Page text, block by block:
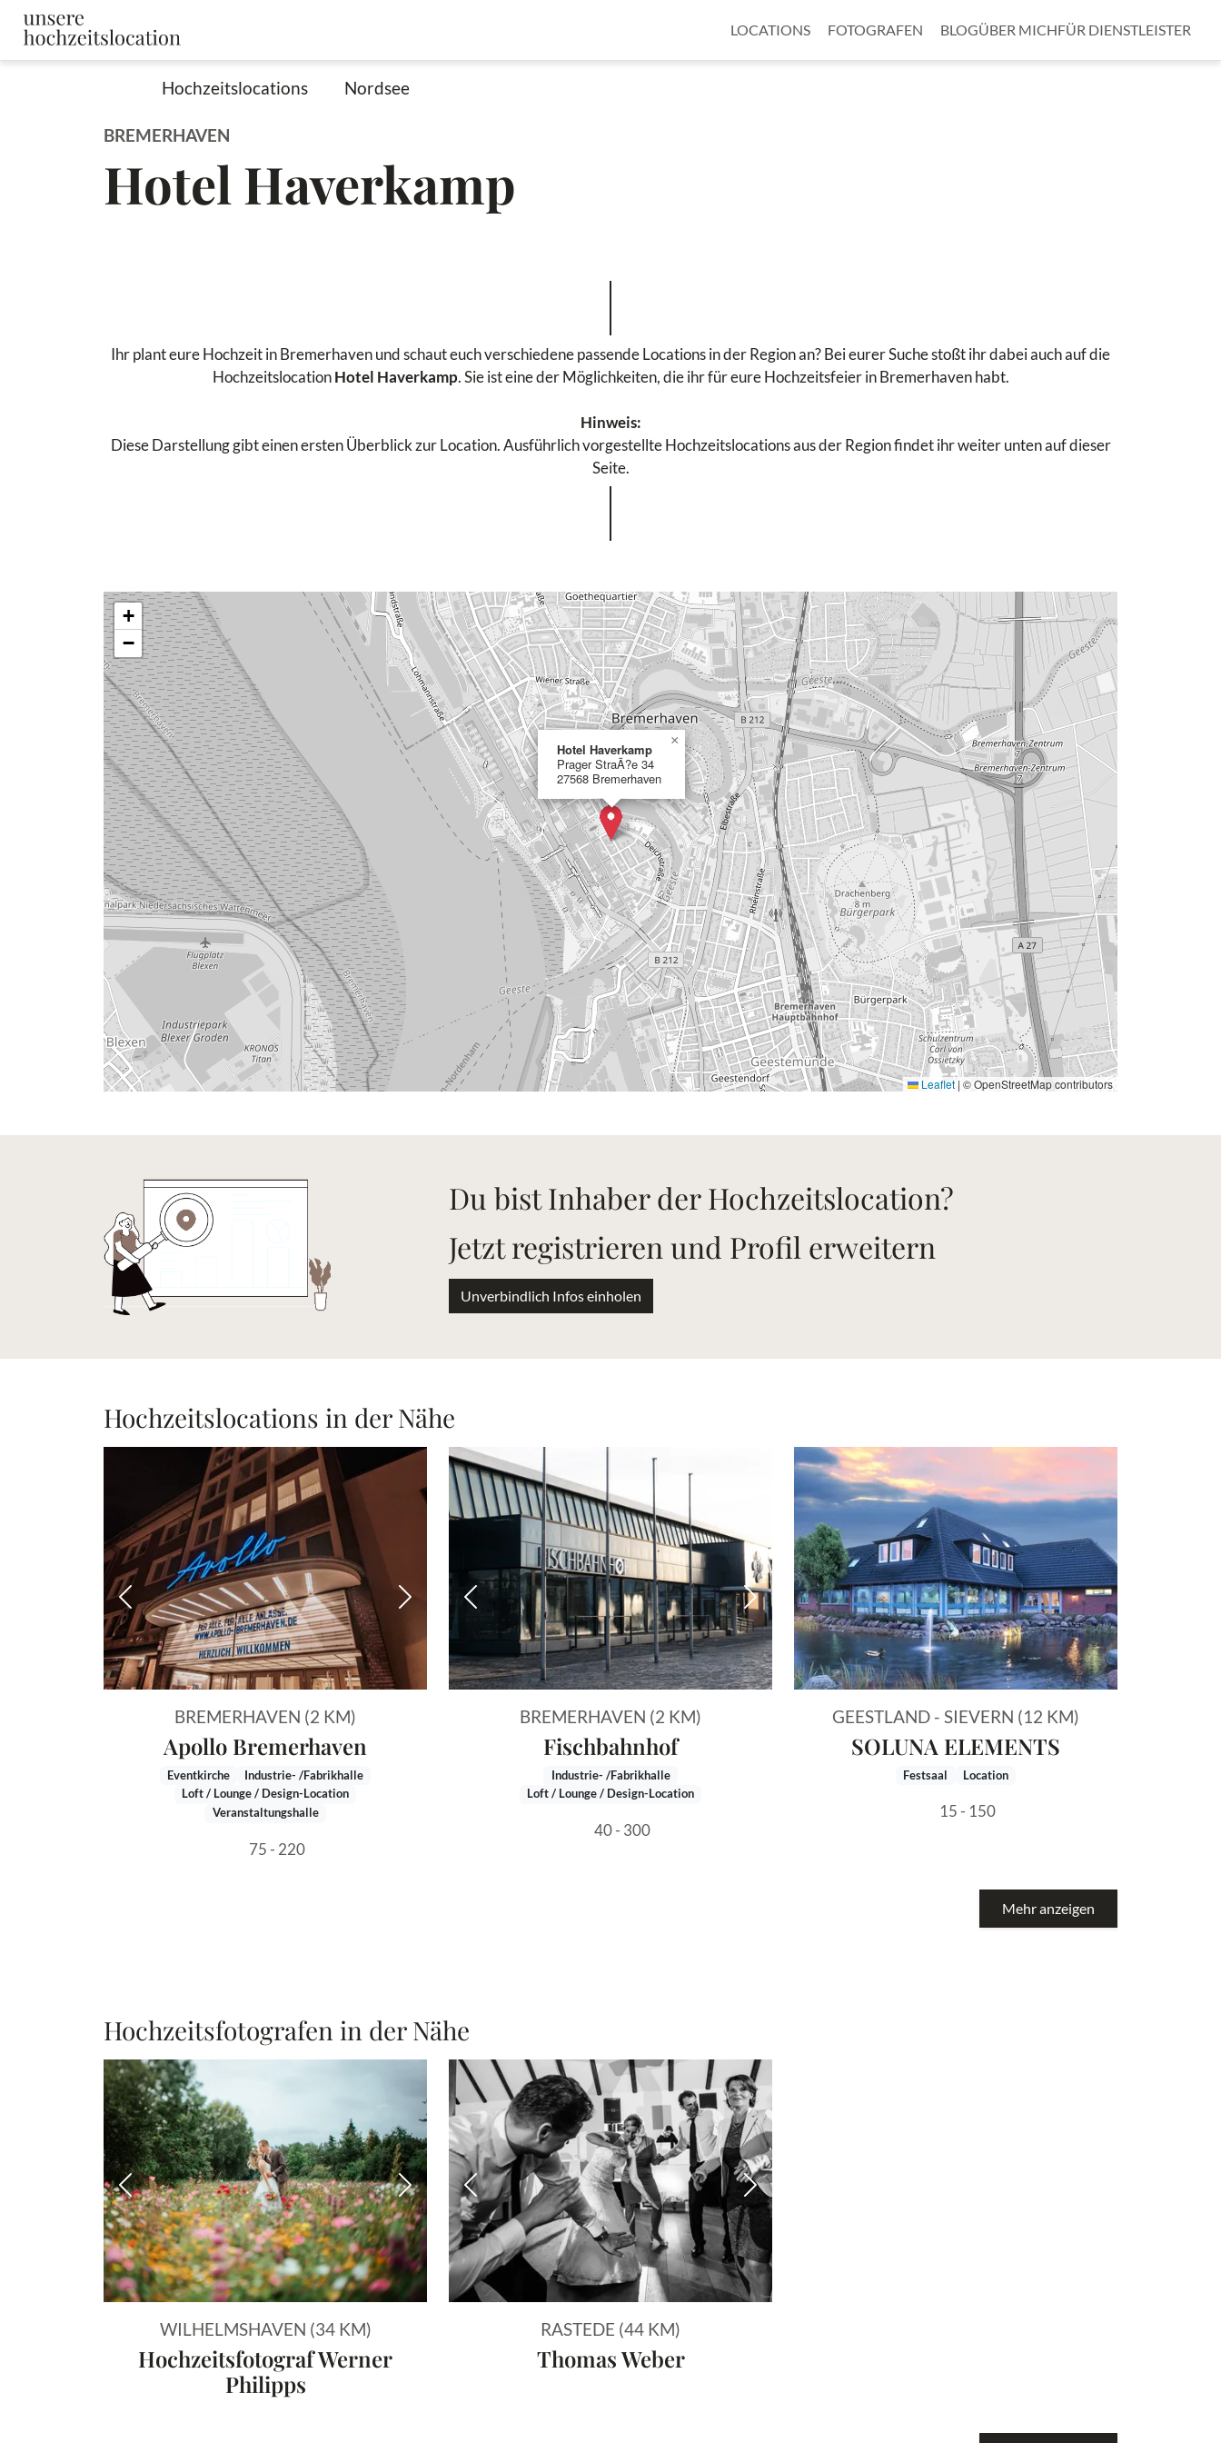
LOCATIONS FOTOGRAFEN BLOGÜBER MICHFÜR DIENSTLEISTER
Hochzeitslocations Nordsee
BREMERHAVEN
Hotel Haverkamp
Ihr plant eure Hochzeit in Bremerhaven und schaut euch verschiedene passende Locations in der Region an? Bei eurer Suche stoßt ihr dabei auch auf die
HochzeitslocationHotel Haverkamp. Sie ist eine der Möglichkeiten, die ihr für eure Hochzeitsfeier in Bremerhaven habt.
Hinweis:
Diese Darstellung gibt einen ersten Überblick zur Location. Ausführlich vorgestellte Hochzeitslocations aus der Region findet ihr weiter unten auf dieser
Seite.
Hotel Haverkamp
Prager StraÃ?e 34
27568 Bremerhaven
×
+
−
Leaflet | © OpenStreetMap contributors
Du bist Inhaber der Hochzeitslocation?
Jetzt registrieren und Profil erweitern
Unverbindlich Infos einholen
Hochzeitslocations in der Nähe
Vorheriges Bild Nächstes Bild
BREMERHAVEN (2 KM)
Apollo Bremerhaven
Eventkirche
Industrie- /Fabrikhalle
Loft / Lounge / Design-Location
Veranstaltungshalle
75 - 220
Vorheriges Bild Nächstes Bild
BREMERHAVEN (2 KM)
Fischbahnhof
Industrie- /Fabrikhalle
Loft / Lounge / Design-Location
40 - 300
GEESTLAND - SIEVERN (12 KM)
SOLUNA ELEMENTS
Festsaal Location
15 - 150
Mehr anzeigen
Hochzeitsfotografen in der Nähe
Vorheriges Bild Nächstes Bild
WILHELMSHAVEN (34 KM)
Hochzeitsfotograf Werner
Philipps
Vorheriges Bild Nächstes Bild
RASTEDE (44 KM)
Thomas Weber